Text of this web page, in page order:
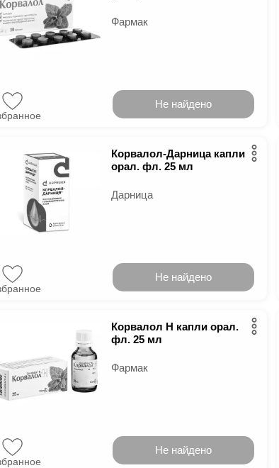
Фармак
Не найдено
Корвалол-Дарница капли
орал. фл. 25 мл
Дарница
Не найдено
Корвалол Н капли орал.
фл. 25 мл
Фармак
Не найдено